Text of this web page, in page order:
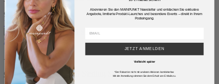
99,90€ inkl. MwSt.
In den Warenkorb
Schnellansicht
Alle Ohrringe
Ohrringe”Ibiza” aus 925 Sterling Silber
Abonnieren Sie den MAINPUNKT Newsletter und entdecken Sie exklusive
Angebote, limitierte Produkt-Launches und besondere Events – direkt in Ihrem
Posteingang.
JETZT ANMELDEN
Vielleicht später
*Der Rabatt ist nicht mit anderen Aktionen kombinierbar.
Mit der Anmeldung stimmen Sie dem Erhalt von E-Mails zu.